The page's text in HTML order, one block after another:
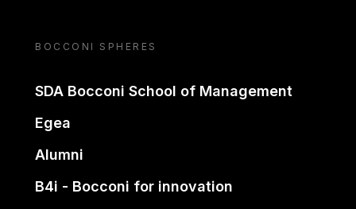
BOCCONI SPHERES
SDA Bocconi School of Management
Egea
Alumni
B4i - Bocconi for innovation